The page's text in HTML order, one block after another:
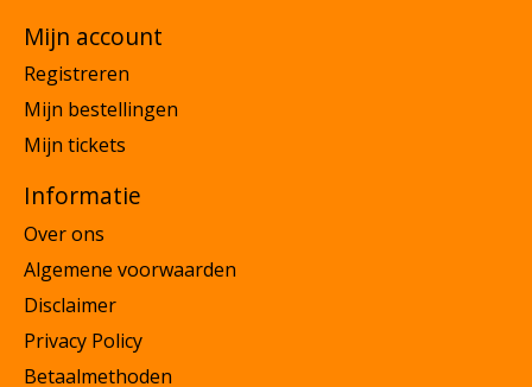
Mijn account
Registreren
Mijn bestellingen
Mijn tickets
Informatie
Over ons
Algemene voorwaarden
Disclaimer
Privacy Policy
Betaalmethoden